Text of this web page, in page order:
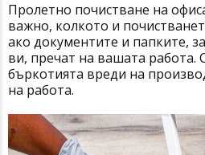
Пролетно почистване на
важно, колкото и
ако документите и папките,
ви, пречат на вашата работа.
бъркотията вреди на
на работа.